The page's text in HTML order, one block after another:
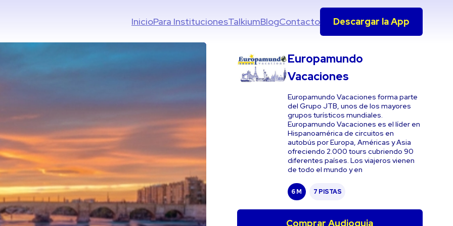
InicioPara InstitucionesTalkiumBlogContacto Descargar la App
Europamundo
Vacaciones
Europamundo Vacaciones forma parte
del Grupo JTB, unos de los mayores
grupos turísticos mundiales.
Europamundo Vacaciones es el líder en
Hispanoamérica de circuitos en
autobús por Europa, Américas y Asia
ofreciendo 2.000 tours cubriendo 90
diferentes países. Los viajeros vienen
de todo el mundo y en
6 M 7 PISTAS
Comprar Audioguia